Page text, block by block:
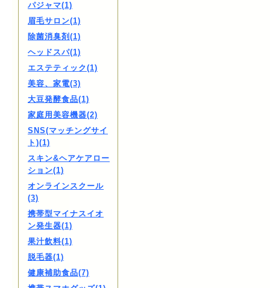
パジャマ(1)
眉毛サロン(1)
除菌消臭剤(1)
ヘッドスパ(1)
エステティック(1)
美容、家電(3)
大豆発酵食品(1)
家庭用美容機器(2)
SNS(マッチングサイ
ト)(1)
スキン&ヘアケアロー
ション(1)
オンラインスクール
(3)
携帯型マイナスイオ
ン発生器(1)
果汁飲料(1)
脱毛器(1)
健康補助食品(7)